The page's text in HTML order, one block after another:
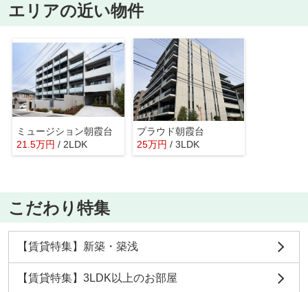
エリアの近い物件
ミュージション朝霞台
21.5万円 / 2LDK
プラウド朝霞台
25万円 / 3LDK
こだわり特集
【賃貸特集】新築・築浅
【賃貸特集】3LDK以上のお部屋